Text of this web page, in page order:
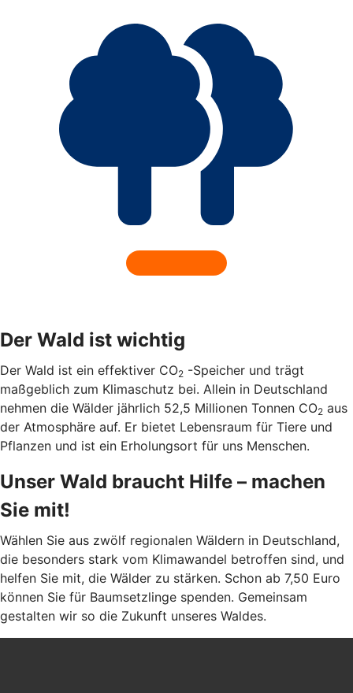
Der Wald ist wichtig
Der Wald ist ein effektiver CO2 -Speicher und trägt
maßgeblich zum Klimaschutz bei. Allein in Deutschland
nehmen die Wälder jährlich 52,5 Millionen Tonnen CO2 aus
der Atmosphäre auf. Er bietet Lebensraum für Tiere und
Pflanzen und ist ein Erholungsort für uns Menschen.
Unser Wald braucht Hilfe – machen
Sie mit!
Wählen Sie aus zwölf regionalen Wäldern in Deutschland,
die besonders stark vom Klimawandel betroffen sind, und
helfen Sie mit, die Wälder zu stärken. Schon ab 7,50 Euro
können Sie für Baumsetzlinge spenden. Gemeinsam
gestalten wir so die Zukunft unseres Waldes.